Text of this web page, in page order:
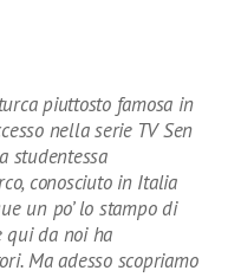
piuttosto famosa in
nella serie TV Sen
studentessa
conosciuto in Italia
un po’ lo stampo di
qui da noi ha
Ma adesso scopriamo